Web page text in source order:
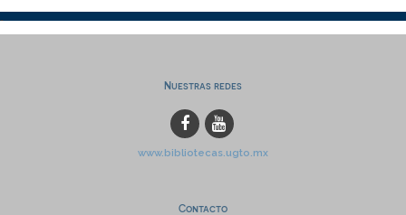
Nuestras redes
www.bibliotecas.ugto.mx
Contacto